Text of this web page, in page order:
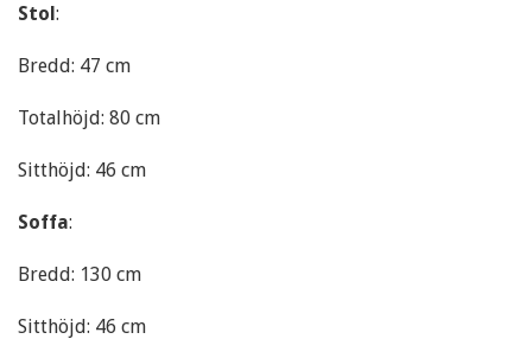
Stol:
Bredd: 47 cm
Totalhöjd: 80 cm
Sitthöjd: 46 cm
Soffa:
Bredd: 130 cm
Sitthöjd: 46 cm